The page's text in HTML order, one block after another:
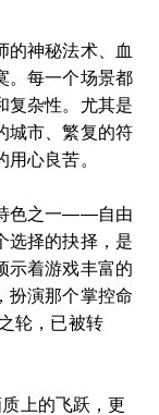
神秘法术、血
。每一个场景都
复杂性。尤其是
城市、繁复的符
心良苦。
色之一——自由
选择的抉择，是
示着游戏丰富的
扮演那个掌控命
轮，已被转
上的飞跃，更